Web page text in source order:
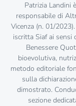
Patrizia Landini
responsabile di
Vicenza (n. 01/
iscritta Siaf ai sensi
Benessere
bioevolutiva,
metodo editoriale
sulla
dimostrato.
sezione